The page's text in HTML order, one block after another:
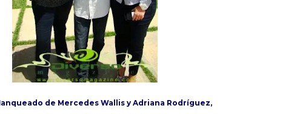
de Mercedes Wallis y Adriana Rodríguez,